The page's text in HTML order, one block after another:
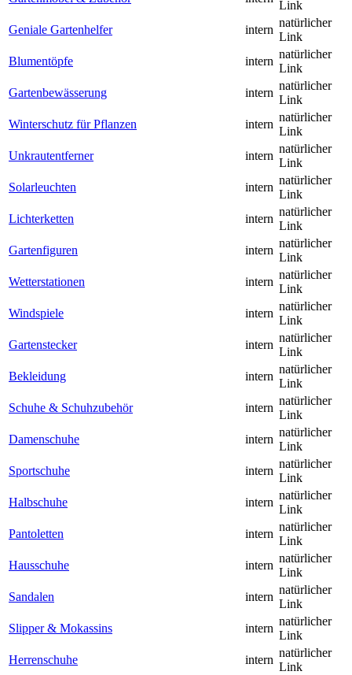
Link
Geniale Gartenhelfer
intern
natürlicher
Link
Blumentöpfe
intern
natürlicher
Link
Gartenbewässerung
intern
natürlicher
Link
Winterschutz für Pflanzen
intern
natürlicher
Link
Unkrautentferner
intern
natürlicher
Link
Solarleuchten
intern
natürlicher
Link
Lichterketten
intern
natürlicher
Link
Gartenfiguren
intern
natürlicher
Link
Wetterstationen
intern
natürlicher
Link
Windspiele
intern
natürlicher
Link
Gartenstecker
intern
natürlicher
Link
Bekleidung
intern
natürlicher
Link
Schuhe & Schuhzubehör
intern
natürlicher
Link
Damenschuhe
intern
natürlicher
Link
Sportschuhe
intern
natürlicher
Link
Halbschuhe
intern
natürlicher
Link
Pantoletten
intern
natürlicher
Link
Hausschuhe
intern
natürlicher
Link
Sandalen
intern
natürlicher
Link
Slipper & Mokassins
intern
natürlicher
Link
Herrenschuhe
intern
natürlicher
Link